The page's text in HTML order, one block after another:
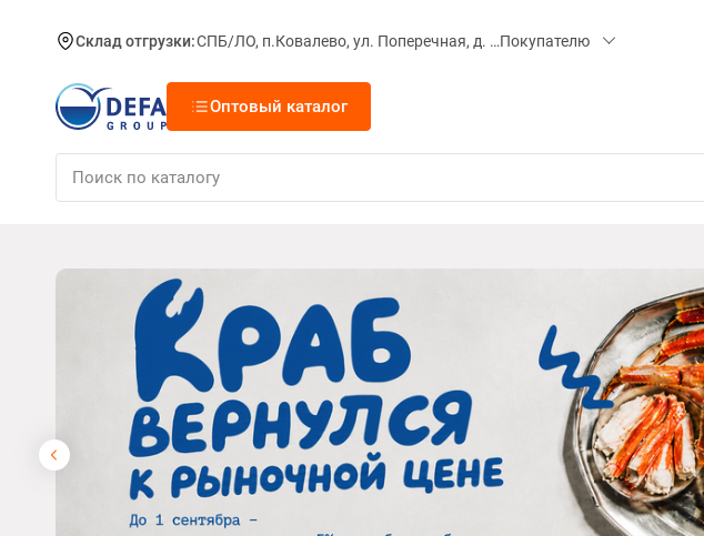
Склад отгрузки:СПБ/ЛО, п.Ковалево, ул. Поперечная, д. 15, СК «ПИРС» («МОРОЗКО»)
Покупателю
Оптовый каталог